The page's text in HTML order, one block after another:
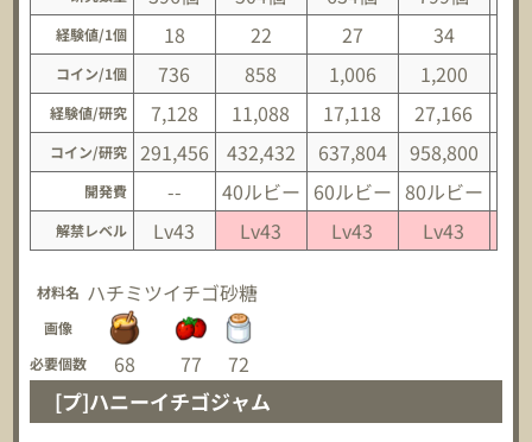
経験値/1個 18 22 27 34
コイン/1個 736 858 1,006 1,200
経験値/研究 7,128 11,088 17,118 27,166
コイン/研究 291,456 432,432 637,804 958,800
開発費 -- 40ルビー 60ルビー 80ルビー
解禁レベル Lv43 Lv43 Lv43 Lv43
材料名 ハチミツイチゴ砂糖
画像
必要個数
68 77 72
[プ]ハニーイチゴジャム